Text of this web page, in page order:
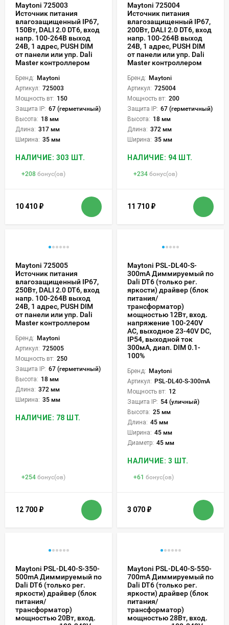
Maytoni 725003
Источник питания
влагозащищенный IP67,
150Вт, DALI 2.0 DT6, вход
напр. 100-264В выход
24В, 1 адрес, PUSH DIM
от панели или упр. Dali
Master контроллером
Бренд: Maytoni
Артикул: 725003
Мощность вт: 150
Защита IP: 67 (герметичный)
Высота: 18 мм
Длина: 317 мм
Ширина: 35 мм
НАЛИЧИЕ: 303 ШТ.
+208 бонус(ов)
10 410 ₽
Maytoni 725004
Источник питания
влагозащищенный IP67,
200Вт, DALI 2.0 DT6, вход
напр. 100-264В выход
24В, 1 адрес, PUSH DIM
от панели или упр. Dali
Master контроллером
Бренд: Maytoni
Артикул: 725004
Мощность вт: 200
Защита IP: 67 (герметичный)
Высота: 18 мм
Длина: 372 мм
Ширина: 35 мм
НАЛИЧИЕ: 94 ШТ.
+234 бонус(ов)
11 710 ₽
Maytoni 725005
Источник питания
влагозащищенный IP67,
250Вт, DALI 2.0 DT6, вход
напр. 100-264В выход
24В, 1 адрес, PUSH DIM
от панели или упр. Dali
Master контроллером
Бренд: Maytoni
Артикул: 725005
Мощность вт: 250
Защита IP: 67 (герметичный)
Высота: 18 мм
Длина: 372 мм
Ширина: 35 мм
НАЛИЧИЕ: 78 ШТ.
+254 бонус(ов)
12 700 ₽
Maytoni PSL-DL40-S-
300mA Диммируемый по
Dali DT6 (только рег.
яркости) драйвер (блок
питания/
трансформатор)
мощностью 12Вт, вход.
напряжение 100-240V
АC, выходное 23-40V DC,
IP54, выходной ток
300мА, диап. DIM 0.1-
100%
Бренд: Maytoni
Артикул: PSL-DL40-S-300mA
Мощность вт: 12
Защита IP: 54 (уличный)
Высота: 25 мм
Длина: 45 мм
Ширина: 45 мм
Диаметр: 45 мм
НАЛИЧИЕ: 3 ШТ.
+61 бонус(ов)
3 070 ₽
Maytoni PSL-DL40-S-350-
500mA Диммируемый по
Dali DT6 (только рег.
яркости) драйвер (блок
питания/
трансформатор)
мощностью 20Вт, вход.
Maytoni PSL-DL40-S-550-
700mA Диммируемый по
Dali DT6 (только рег.
яркости) драйвер (блок
питания/
трансформатор)
мощностью 28Вт, вход.